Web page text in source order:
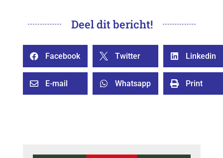
Deel dit bericht!
 Facebook  Twitter  Linkedin
 E-mail  Whatsapp  Print